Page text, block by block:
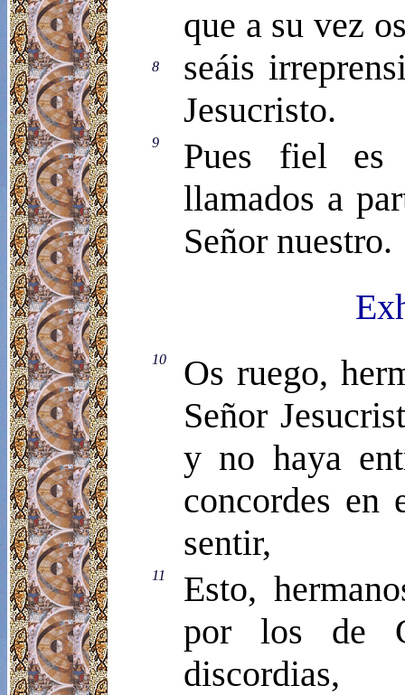
8
que a su vez
seáis
Jesucristo.
9
Pues fiel es
llamados a
Señor nuestro.
10
Os ruego,
Señor
y no haya
concordes en
sentir,
11
Esto,
por los de
discordias,